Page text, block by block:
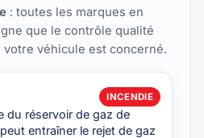
: toutes les marques en
que le contrôle qualité
véhicule est concerné.
INCENDIE
du réservoir de gaz de
entraîner le rejet de gaz